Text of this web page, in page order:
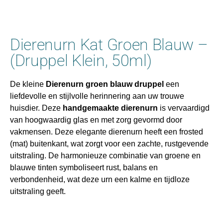
Dierenurn Kat Groen Blauw –
(Druppel Klein, 50ml)
De kleine Dierenurn groen blauw druppel een
liefdevolle en stijlvolle herinnering aan uw trouwe
huisdier. Deze handgemaakte dierenurn is vervaardigd
van hoogwaardig glas en met zorg gevormd door
vakmensen. Deze elegante dierenurn heeft een frosted
(mat) buitenkant, wat zorgt voor een zachte, rustgevende
uitstraling. De harmonieuze combinatie van groene en
blauwe tinten symboliseert rust, balans en
verbondenheid, wat deze urn een kalme en tijdloze
uitstraling geeft.